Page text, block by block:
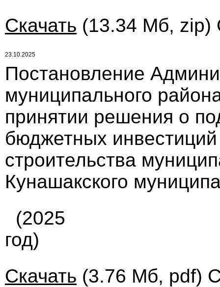
Скачать (13.34 Мб, zip)
23.10.2025
Постановление
муниципального
принятии решения о
бюджетных
строительства
Кунашакского
(2025
год)
Скачать (3.76 Мб, pdf)